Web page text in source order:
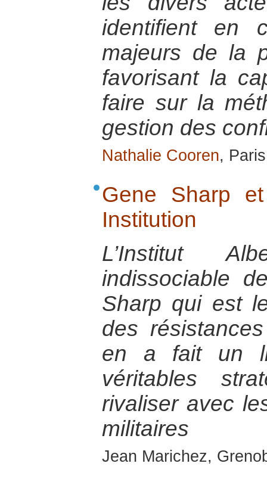
identifient en
majeurs de la
favorisant la
faire sur la
gestion des
Nathalie Cooren,
Gene Sharp
Institution
L’Institut
indissociable
Sharp qui est
des
en a fait un
véritables
rivaliser avec
militaires
Jean Marichez,